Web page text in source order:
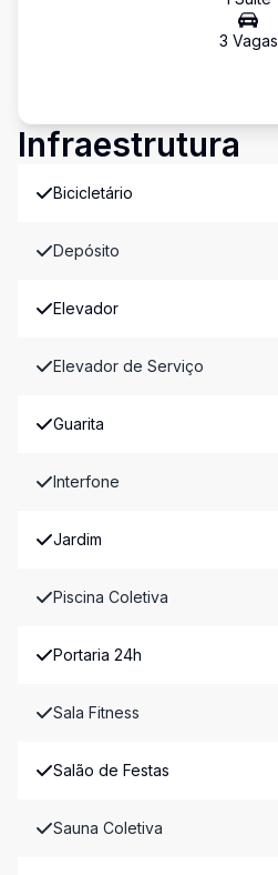
3 Vagas
Infraestrutura
Bicicletário
Depósito
Elevador
Elevador de Serviço
Guarita
Interfone
Jardim
Piscina Coletiva
Portaria 24h
Sala Fitness
Salão de Festas
Sauna Coletiva